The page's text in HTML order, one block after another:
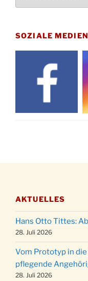
Uhr
21.11.
Basar im
12 Uhr
11.12.
Puer-
Robert-
19.12.
12 Uhr
20.12.
der Kirche
SOZIALE MEDIEN
AKTUELLES
Hans Otto Tittes:
28. Juli 2026
Vom Prototyp in
pflegende
28. Juli 2026